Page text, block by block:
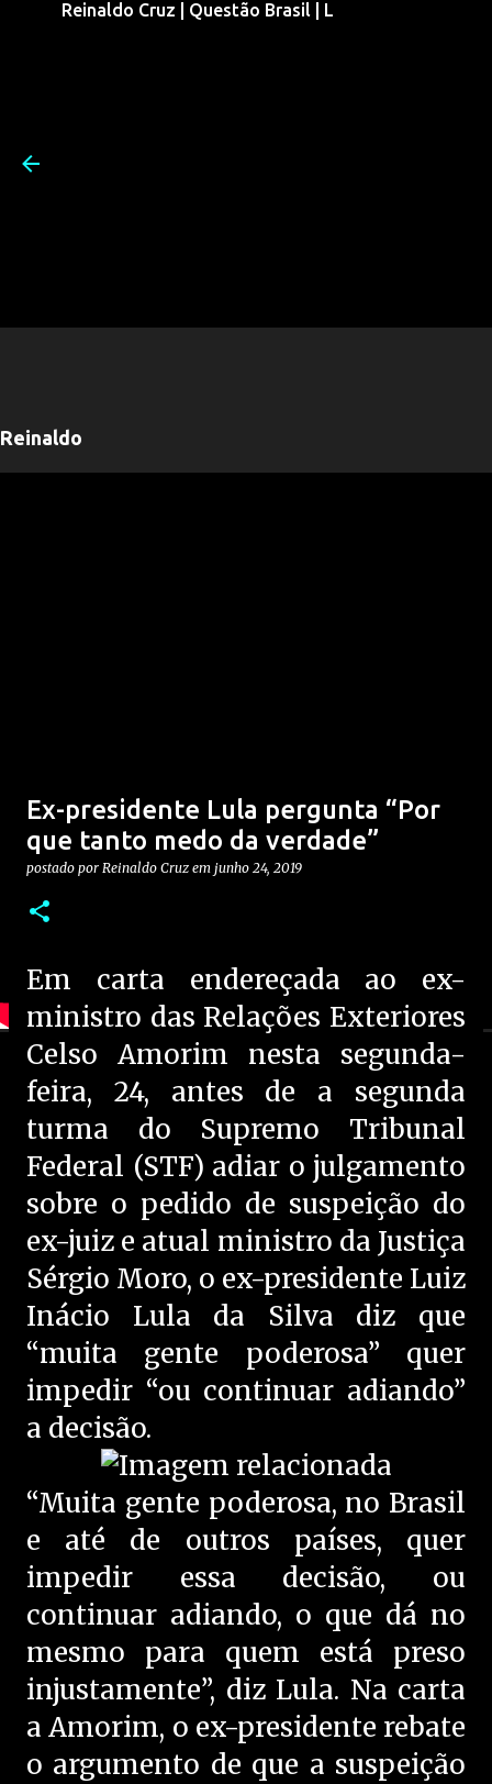
Reinaldo Cruz | Questão Brasil | L
Reinaldo
Ex-presidente Lula pergunta “Por
que tanto medo da verdade”
postado por Reinaldo Cruz em junho 24, 2019
Em carta endereçada ao ex-
ministro das Relações Exteriores
Celso Amorim nesta segunda-
feira, 24, antes de a segunda
turma do Supremo Tribunal
Federal (STF) adiar o julgamento
sobre o pedido de suspeição do
ex-juiz e atual ministro da Justiça
Sérgio Moro, o ex-presidente Luiz
Inácio Lula da Silva diz que
“muita gente poderosa” quer
impedir “ou continuar adiando”
a decisão.
“Muita gente poderosa, no Brasil
e até de outros países, quer
impedir essa decisão, ou
continuar adiando, o que dá no
mesmo para quem está preso
injustamente”, diz Lula. Na carta
a Amorim, o ex-presidente rebate
o argumento de que a suspeição